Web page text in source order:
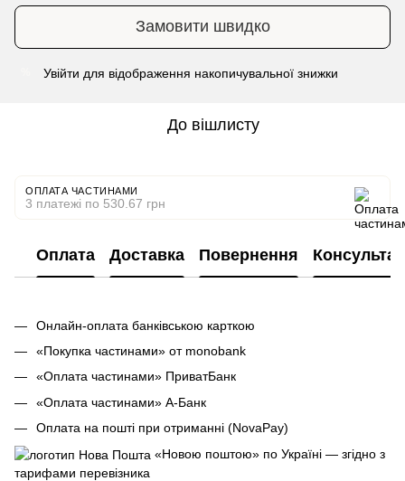
Замовити швидко
Увійти для відображення накопичувальної знижки
До вішлисту
ОПЛАТА ЧАСТИНАМИ
3 платежі по 530.67 грн
Оплата Доставка Повернення
Онлайн-оплата банківською карткою
«Покупка частинами» от monobank
«Оплата частинами» ПриватБанк
«Оплата частинами» А-Банк
Оплата на пошті при отриманні (NovaPay)
«Новою поштою» по Україні — згідно з
тарифами перевізника